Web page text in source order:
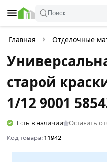
Поиск ..
Главная Отделочные
старой
1/12 9001
Есть в наличии
Оставить
Код товара: 11942